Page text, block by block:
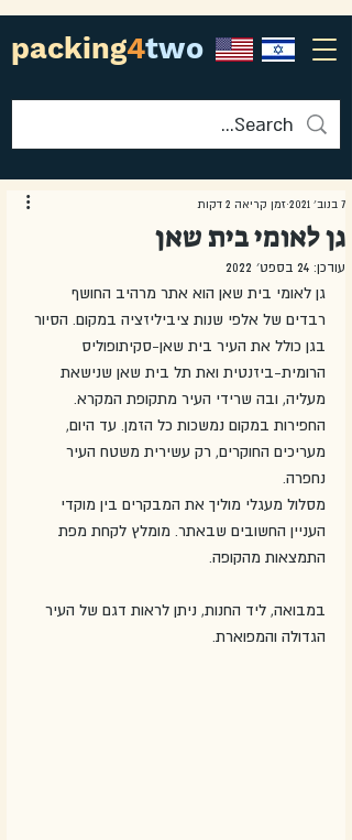
packing4two
גן לאומי בית שאן
7 בנוב׳ 2021 זמן קריאה 2 דקות
עודכן: 24 בספט׳ 2022
גן לאומי בית שאן הוא אתר מרהיב החושף
רבדים של אלפי שנות ציביליזציה במקום. הסיור
בגן כולל את העיר בית שאן-סקיתופוליס
הרומית-ביזנטית ואת תל בית שאן שנישאת
מעליה, ובה שרידי העיר מתקופת המקרא.
החפירות במקום נמשכות כל הזמן. עד היום,
מעריכים החוקרים, רק עשירית משטח העיר
נחפרה.
מסלול מעגלי מוליך את המבקרים בין מוקדי
העניין החשובים שבאתר. מומלץ לקחת מפת
התמצאות מהקופה.
במבואה, ליד החנות, ניתן לראות דגם של העיר
הגדולה והמפוארת.